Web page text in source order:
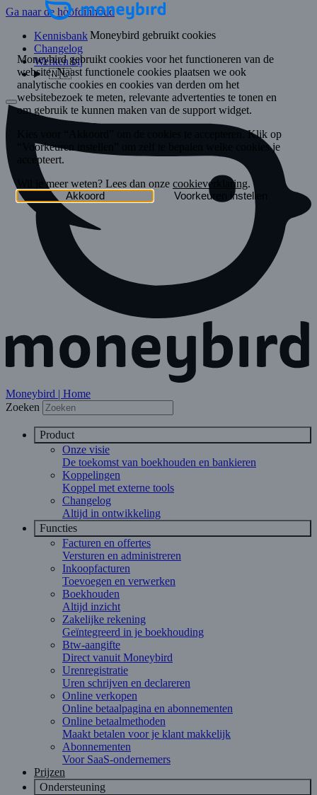
Ga naar de hoofdinhoud
Kennisbank
Changelog
Werken bij
🇳🇱
Moneybird | Home
Zoeken
Product
Onze visie
De toekomst van boekhouden en bankieren
Koppelingen
Koppel met externe tools
Changelog
Altijd in ontwikkeling
Functies
Facturen en offertes
Versturen en administreren
Inkoopfacturen
Toevoegen en verwerken
Boekhouden
Altijd inzicht
Zakelijke rekening
Geïntegreerd in je boekhouding
Btw-aangifte
Direct vanuit Moneybird
Urenregistratie
Uren schrijven en declareren
Online verkopen
Online betaalpagina en abonnementen
Online betaalmethoden
Maakt betalen voor je klant makkelijk
Abonnementen
Voor SaaS-ondernemers
Prijzen
Ondersteuning